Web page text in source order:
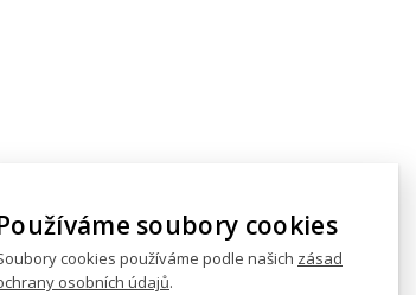
soubory cookies
cookies používáme podle našich zásad
osobních údajů.